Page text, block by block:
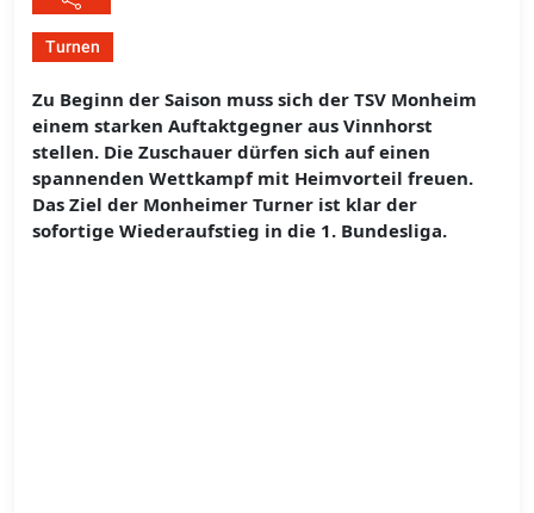
Turnen
Zu Beginn der Saison muss sich der TSV Monheim
einem starken Auftaktgegner aus Vinnhorst
stellen. Die Zuschauer dürfen sich auf einen
spannenden Wettkampf mit Heimvorteil freuen.
Das Ziel der Monheimer Turner ist klar der
sofortige Wiederaufstieg in die 1. Bundesliga.